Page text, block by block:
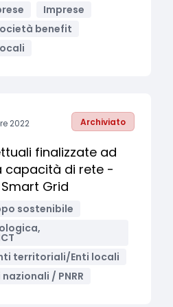
Imprese
benefit
2022 Archiviato
finalizzate ad
capacità di rete -
Grid
sostenibile
territoriali/Enti locali
/ PNRR